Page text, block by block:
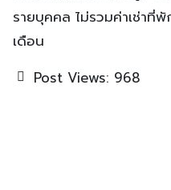
รายบุคคล ไม่รวมค่าเช่าที่
เดือน
Post Views: 968